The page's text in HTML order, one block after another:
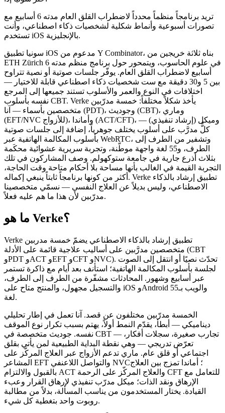
تريد برنامجاً منظماً محدداً لاضطراب القلق العام مدته 6 أسابيع مع
تصورات أسبوعية وأنماط شكلية لشخصيات ذكاء اصطناعي، وأنت
تستخدم iOS بالإنجليزية.
سونيا تطبيق iOS مدعوم من Y Combinator، بناه ثلاثة خريجين من
ETH Zürich في علوم الحاسوب، ويتمحور حول برنامج منظم مدته 6
أسابيع لاضطراب القلق العام. يوفّر جلسات صوتية أو نصية تتراوح
بين 5 و30 دقيقة مع ست شخصيات ذكاء اصطناعي قابلة للاختيار —
اختلافات في النوع والعمر والأسلوب تستند جميعها إلى المرجع
نفسه بأسلوب CBT. Verke يأخذ شكلاً مختلفاً: خمسة مدرّبين
متخصصين بأسماء — آنا (PDT)، وجوديث (CBT)، وماري
(EFT/NVC للأزواج)، وأماندا (ACT/CFT)، وميكل (إرشاد تنفيذي) —
كلٌّ مدرَّب على أسلوب يختلف جوهرياً، إضافة إلى جلسات صوتية
بأسلوب المكالمة الهاتفية عبر WebRTC، وتشفير من الطرف إلى
الطرف، و55 لغة واجهة موطّنة، وتجربة سريرية عشوائية محكَمة
بثلاث أذرع جارية في جامعة ستوكهولم. وصف المشاركون في تلك
التجربة القيمة في الغالب بأنها مساحة بلا أحكام متاحة وقت الحاجة،
أكثر من كونها برنامجاً ثابتاً ينبغي إكماله. Verke تطبيق إرشاد بالذكاء
الاصطناعي، وليس بديلاً عن العلاج النفسي — نسمّي متخصصينا
مدرّبين لأن هذا ما هم عليه فعلاً.
ما هو Verke؟
Verke تطبيق إرشاد بالذكاء الاصطناعي يضمّ خمسة مدربين
متخصصين مدرَّبين على أساليب علاجية قائمة على الأدلة (CBT
وPDT وACT وEFT وCFT وNVC). تحدّث نصيًا أو انتقل إلى الصوت
لجلسة بأسلوب المكالمة الهاتفية؛ استأنف بعد أيام مع ذاكرة تستمر
عبر أسابيع وشهور. المحادثات مشفّرة من الطرف إلى الطرف،
والتسجيل مجهول، والمنتج متاح على iOS وAndroid والويب بـ55
لغة.
الخمسة مدرّبين مختلفون عن قصد. آنا تعمل في إطار تحليلي
ديناميكي — أبطأ، يقدّم النمط أولاً، يهتم بسبب تكرار نوع الموقف
نفسه. جوديث متخصصة في CBT — تجارب صغيرة، سجلات أفكار،
تعرّض تدريجي — وهي نقطة البداية الطبيعية لمن يأتي بقلق
اجتماعي أو قلق عام. ماري تدعم الأزواج عبر العلاج المركّز على
المشاعر EFT والتواصل اللاعنفي NVC؛ أماندا تمزج بين العلاج
بالقبول والالتزام ACT والعلاج المركّز على الرحمة CFT للتعامل مع
الإرهاق ونقد الذات؛ ميكل مدرّب تنفيذي لإرهاق القرار وعبء
القيادة. يختار المستخدمون من يناسب المسألة، بدلاً من مطالبة
روبوت واحد بتغطية كل شيء.